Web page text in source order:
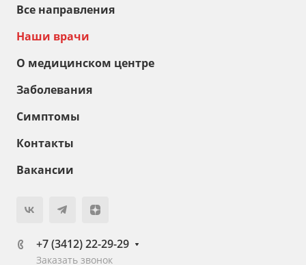
Все направления
Наши врачи
О медицинском центре
Заболевания
Симптомы
Контакты
Вакансии
+7 (3412) 22-29-29
Заказать звонок